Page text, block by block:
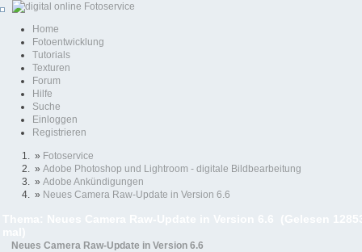
Home
Fotoentwicklung
Tutorials
Texturen
Forum
Hilfe
Suche
Einloggen
Registrieren
» Fotoservice
» Adobe Photoshop und Lightroom - digitale Bildbearbeitung
» Adobe Ankündigungen
» Neues Camera Raw-Update in Version 6.6
Neues Camera Raw-Update in Version 6.6